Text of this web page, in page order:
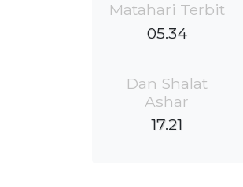
Matahari Terbit
05.34
Dan Shalat
Ashar
17.21